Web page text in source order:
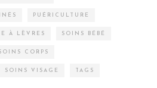
PUÉRICULTURE
À LÈVRES SOINS BÉBÉ
CORPS
SOINS VISAGE TAGS